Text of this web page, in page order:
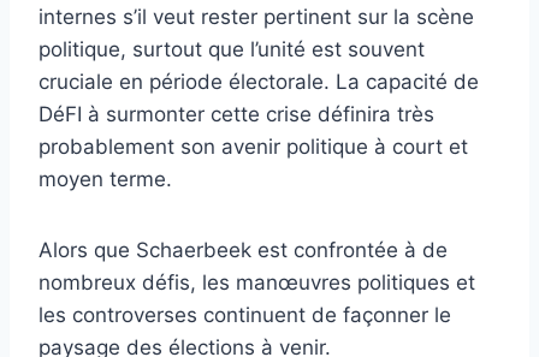
internes s’il veut rester pertinent sur la scène
politique, surtout que l’unité est souvent
cruciale en période électorale. La capacité de
DéFI à surmonter cette crise définira très
probablement son avenir politique à court et
moyen terme.
Alors que Schaerbeek est confrontée à de
nombreux défis, les manœuvres politiques et
les controverses continuent de façonner le
paysage des élections à venir.